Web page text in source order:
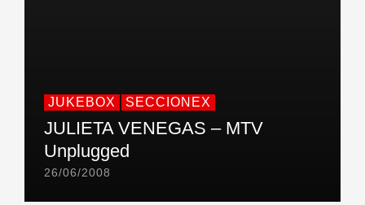
JUKEBOX SECCIONEX
JULIETA VENEGAS – MTV
Unplugged
26/06/2008